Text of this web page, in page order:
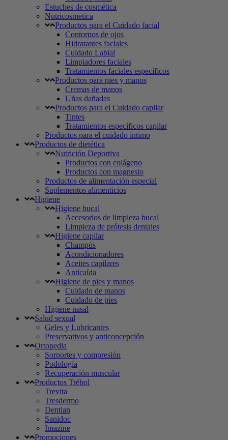
Estuches de cosmética
Nutricosmetica
Productos para el Cuidado facial
Contornos de ojos
Hidratantes faciales
Cuidado Labial
Limpiadores faciales
Tratamientos faciales específicos
Productos para pies y manos
Cremas de manos
Uñas dañadas
Productos para el Cuidado capilar
Tintes
Tratamientos específicos capilar
Productos para el cuidado íntimo
Productos de dietética
Nutrición Deportiva
Productos con colágeno
Productos con magnesio
Productos de alimentación especial
Suplementos alimenticios
Higiene
Higiene bucal
Accesorios de limpieza bucal
Limpieza de prótesis dentales
Higiene capilar
Champús
Acondicionadores
Aceites capilares
Anticaída
Higiene de pies y manos
Cuidado de manos
Cuidado de pies
Higiene nasal
Salud sexual
Geles y Lubricantes
Preservativos y anticoncepción
Ortopedia
Sorportes y compresión
Podología
Recuperación muscular
Productos Trébol
Trevita
Tresdermo
Dentian
Sanidoc
Imazine
Promociones